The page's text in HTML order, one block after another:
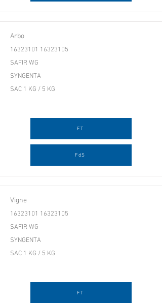
Arbo
16323101 16323105
SAFIR WG
SYNGENTA
SAC 1 KG / 5 KG
FT
FdS
Vigne
16323101 16323105
SAFIR WG
SYNGENTA
SAC 1 KG / 5 KG
FT